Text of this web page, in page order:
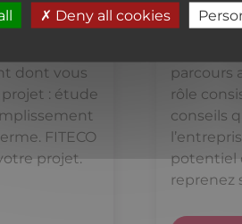
dont vous
: étude
FITECO
projet.
Vous
parcours
rôle
conseils
potentiel
reprenez
Deny all cookies